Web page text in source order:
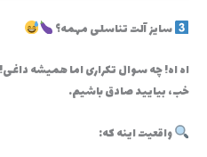
سایز آلت تناسلی مهمه؟
اه اه! چه سوال تکراری اما همیشه داغی!
خب، بیایید صادق باشیم.
واقعیت اینه که: